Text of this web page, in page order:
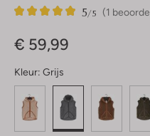
(1
5/5
1
5
€ 59,99
Kleur: Grijs